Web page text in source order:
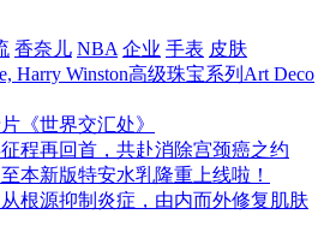
香奈儿 NBA 企业 手表 皮肤
Harry Winston高级珠宝系列Art Deco
《世界交汇处》
程再回首，共赴消除宫颈癌之约
本新版特安水乳隆重上线啦！
根源抑制炎症，由内而外修复肌肤